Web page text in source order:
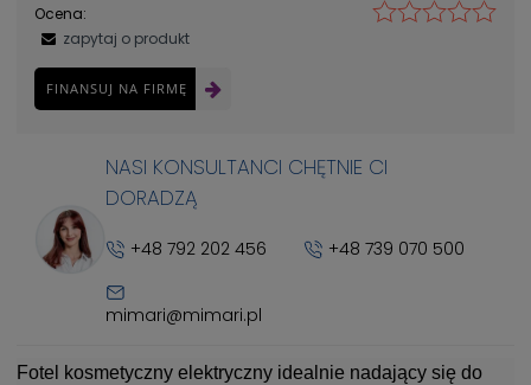
Ocena:
zapytaj o produkt
FINANSUJ NA FIRMĘ
NASI KONSULTANCI CHĘTNIE CI
DORADZĄ
+48 792 202 456 +48 739 070 500
mimari@mimari.pl
Fotel kosmetyczny elektryczny idealnie nadający się do